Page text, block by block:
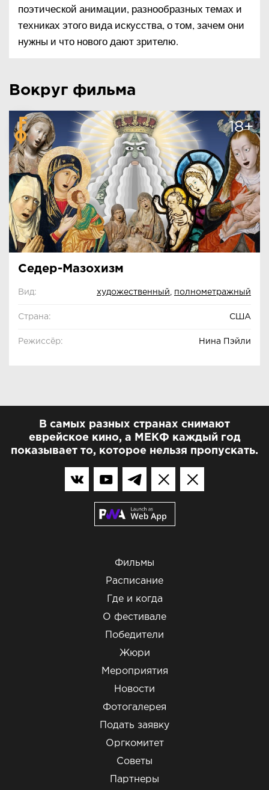
поэтической анимации, разнообразных темах и
техниках этого вида искусства, о том, зачем они
нужны и что нового дают зрителю.
Вокруг фильма
18+
Седер-Мазохизм
Вид: художественный полнометражный
Страна: США
Режиссёр: Нина Пэйли
В самых разных странах снимают
еврейское кино, а МЕКФ каждый год
показывает то, которое нельзя пропускать.
Фильмы
Расписание
Где и когда
О фестивале
Победители
Жюри
Мероприятия
Новости
Фотогалерея
Подать заявку
Оргкомитет
Советы
Партнеры